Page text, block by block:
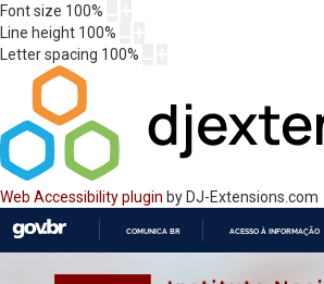
Font size 100%
Line height 100%
Letter spacing 100%
Web Accessibility plugin by DJ-Extensions.com
COMUNICA BR ACESSO À INFORMAÇÃO